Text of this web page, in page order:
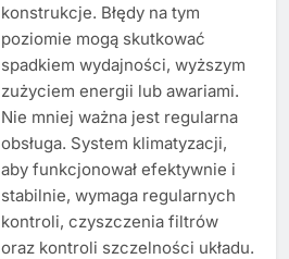
konstrukcje. Błędy na tym
poziomie mogą skutkować
spadkiem wydajności, wyższym
zużyciem energii lub awariami.
Nie mniej ważna jest regularna
obsługa. System klimatyzacji,
aby funkcjonował efektywnie i
stabilnie, wymaga regularnych
kontroli, czyszczenia filtrów
oraz kontroli szczelności układu.